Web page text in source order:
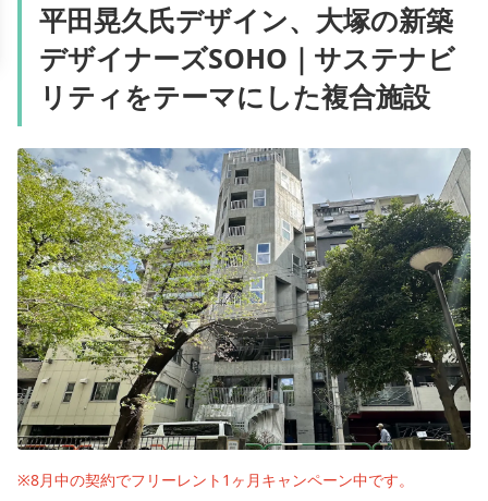
平田晃久氏デザイン、大塚の新築
デザイナーズSOHO｜サステナビ
リティをテーマにした複合施設
※8月中の契約でフリーレント1ヶ月キャンペーン中です。